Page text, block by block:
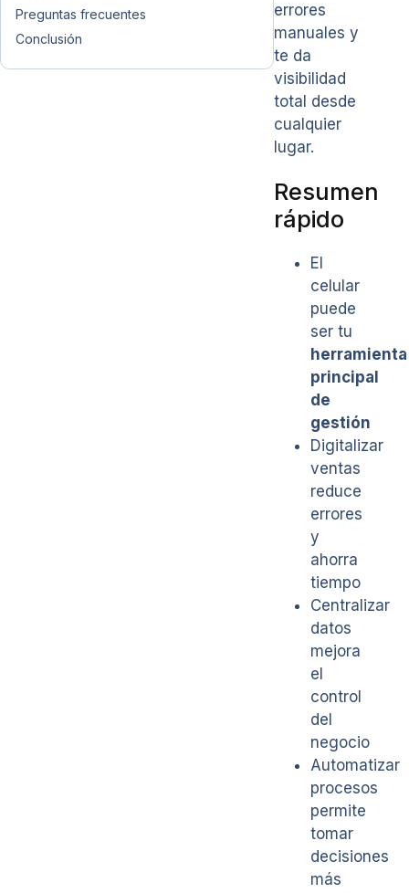
Preguntas frecuentes
Conclusión
errores
manuales y
te da
visibilidad
total desde
cualquier
lugar.
Resumen
rápido
El
celular
puede
ser tu
herramienta
principal
de
gestión
Digitalizar
ventas
reduce
errores
y
ahorra
tiempo
Centralizar
datos
mejora
el
control
del
negocio
Automatizar
procesos
permite
tomar
decisiones
más